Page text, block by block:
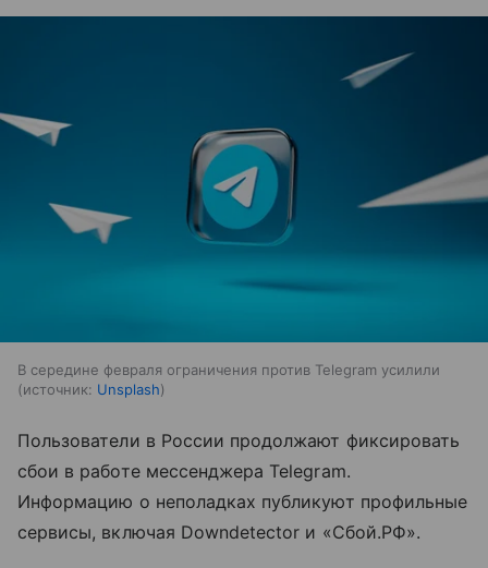
В середине февраля ограничения против Telegram усилили
источник: Unsplash
Пользователи в России продолжают фиксировать
сбои в работе мессенджера Telegram.
Информацию о неполадках публикуют профильные
сервисы, включая Downdetector и «Сбой.РФ».